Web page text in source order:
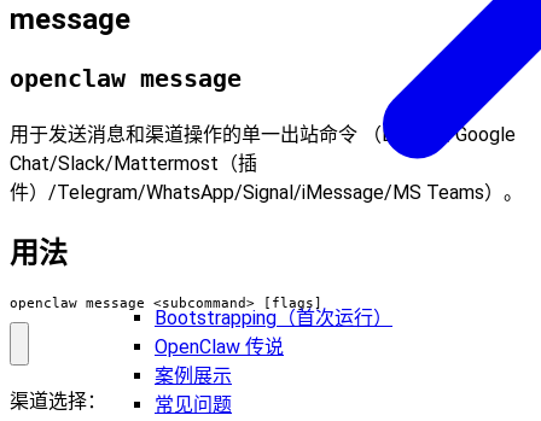
Bootstrapping（首次运行）
OpenClaw 传说
案例展示
常见问题
message
openclaw message
用于发送消息和渠道操作的单一出站命令 （Discord/Google
Chat/Slack/Mattermost（插
件）/Telegram/WhatsApp/Signal/iMessage/MS Teams）。
用法
openclaw message <subcommand> [flags]
渠道选择：